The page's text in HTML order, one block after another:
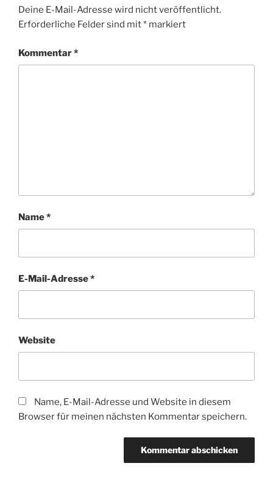
Deine E-Mail-Adresse wird nicht veröffentlicht.
Erforderliche Felder sind mit* markiert
Kommentar*
Name*
E-Mail-Adresse*
Website
Name, E-Mail-Adresse und Website in diesem
Browser für meinen nächsten Kommentar speichern.